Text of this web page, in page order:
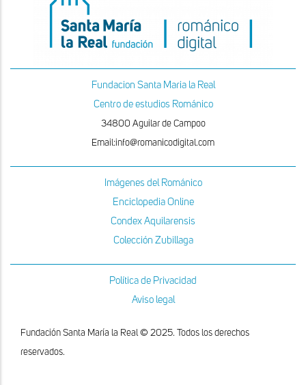
Fundacion Santa Maria la Real
Centro de estudios Románico
34800 Aguilar de Campoo
Email:info@romanicodigital.com
Imágenes del Románico
Enciclopedia Online
Condex Aquilarensis
Colección Zubillaga
Política de Privacidad
Aviso legal
Fundación Santa María la Real © 2025. Todos los derechos
reservados.